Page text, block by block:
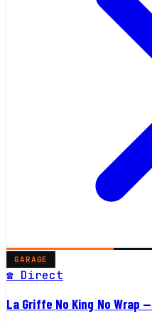
GARAGE
☎ Direct
La Griffe No King No Wrap